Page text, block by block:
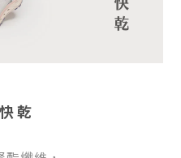
乾